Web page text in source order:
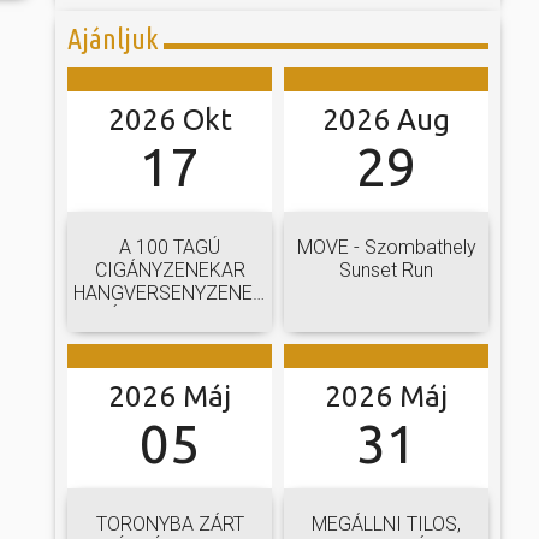
Ajánljuk
2026 Okt
17
A 100 TAGÚ
CIGÁNYZENEKAR
HANGVERSENYZENEKARI
2026 Aug
29
MOVE - Szombathely
Sunset Run
2026 Máj
05
TORONYBA ZÁRT
2026 Máj
31
MEGÁLLNI TILOS,